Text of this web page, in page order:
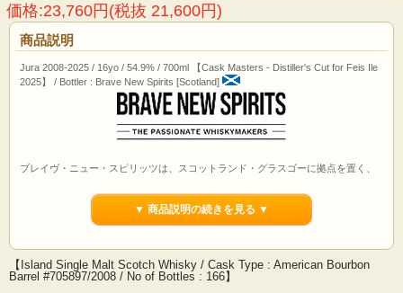
価格:23,760円(税抜 21,600円)
商品説明
Jura 2008-2025 / 16yo / 54.9% / 700ml 【Cask Masters - Distiller's Cut for Feis Ile
2025】 / Bottler : Brave New Spirits [Scotland]
ブレイヴ・ニュー・スピリッツは、スコットランド・グラスゴーに拠点を置く、
ーは皆業界歴の長いベテラン揃い。ウイスキー・オブ・ヴードゥーや、ウイスキ
ーヒーローズなど、ポップかつスタイリッシュなラベルデザインは目を引き、バ
リエーション豊かで品質の高いセレクションは、あらゆる人の琴線に触れる。
▼ 商品説明の続きを見る ▼
【Island Single Malt Scotch Whisky / Cask Type : American Bourbon
Barrel #705897/2008 / No of Bottles : 166】